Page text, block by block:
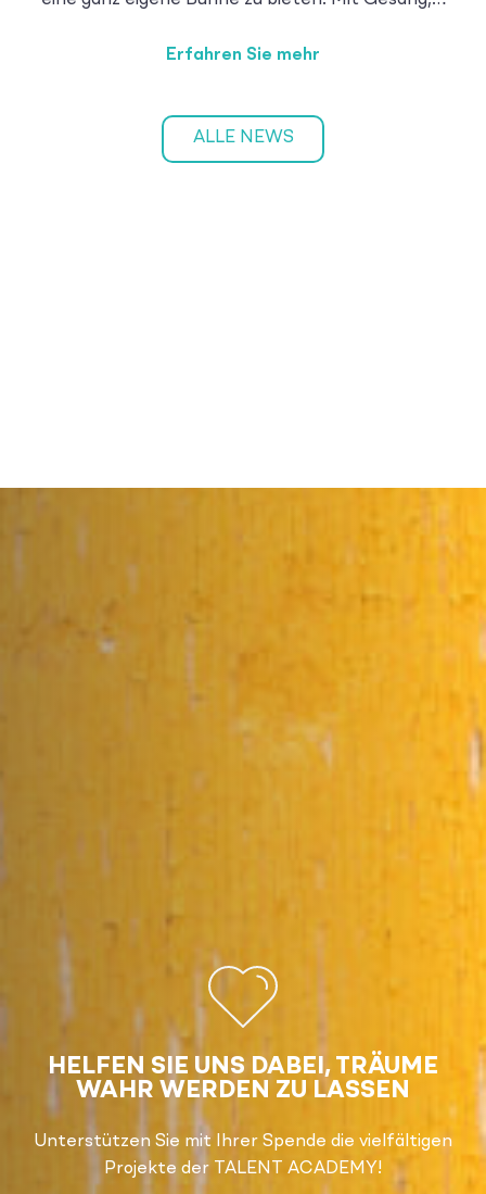
Erfahren Sie mehr
ALLE NEWS
HELFEN SIE UNS DABEI, TRÄUME
WAHR WERDEN ZU LASSEN
Unterstützen Sie mit Ihrer Spende die vielfältigen
Projekte der TALENT ACADEMY!